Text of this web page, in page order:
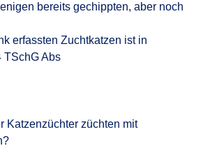
bereits gechippten, aber noch
erfassten Zuchtkatzen ist in
TSchG Abs
Katzenzüchter züchten mit